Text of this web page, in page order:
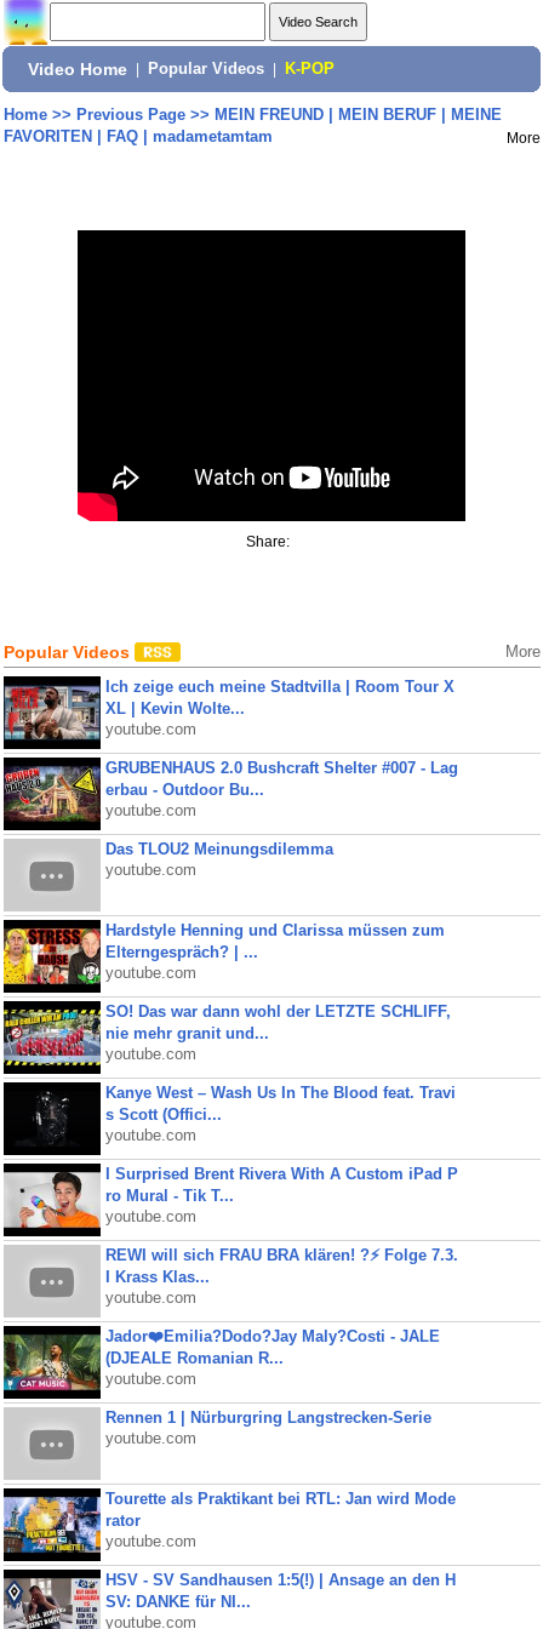
Video Home Popular Videos K-POP
Home>> Previous Page>> MEIN FREUND | MEIN BERUF | MEINE
FAVORITEN | FAQ | madametamtam
More
Share:
Popular Videos More
Ich zeige euch meine Stadtvilla | Room Tour X
XL | Kevin Wolte...
youtube.com
GRUBENHAUS 2.0 Bushcraft Shelter #007 - Lag
erbau - Outdoor Bu...
youtube.com
Das TLOU2 Meinungsdilemma
youtube.com
Hardstyle Henning und Clarissa müssen zum
Elterngespräch? | ...
youtube.com
SO! Das war dann wohl der LETZTE SCHLIFF,
nie mehr granit und...
youtube.com
Kanye West – Wash Us In The Blood feat. Travi
s Scott (Offici...
youtube.com
I Surprised Brent Rivera With A Custom iPad P
ro Mural - Tik T...
youtube.com
REWI will sich FRAU BRA klären! ?⚡️ Folge 7.3.
I Krass Klas...
youtube.com
Jador❤️Emilia?Dodo?Jay Maly?Costi - JALE
(DJEALE Romanian R...
youtube.com
Rennen 1 | Nürburgring Langstrecken-Serie
youtube.com
Tourette als Praktikant bei RTL: Jan wird Mode
rator
youtube.com
HSV - SV Sandhausen 1:5(!) | Ansage an den H
SV: DANKE für NI...
youtube.com